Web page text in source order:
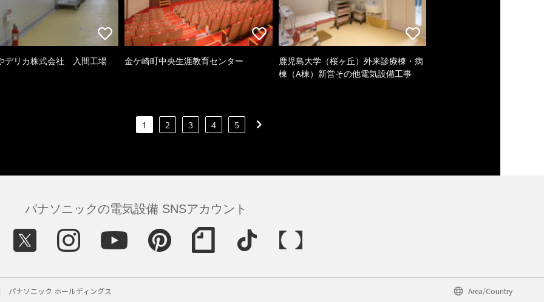
デリカ株式会社 入間工場 金ケ崎町中央生涯教育センター
鹿児島大学（桜ヶ丘）外来診療棟・病
棟（A棟）新営その他電気設備工事
1 2 3 4 5
パナソニックの電気設備 SNSアカウント
パナソニック ホールディングス Area/Country